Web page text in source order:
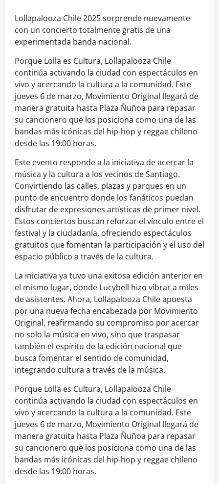
Lollapalooza Chile 2025 sorprende nuevamente
con un concierto totalmente gratis de una
experimentada banda nacional.
Porque Lolla es Cultura, Lollapalooza Chile
continúa activando la ciudad con espectáculos en
vivo y acercando la cultura a la comunidad. Este
jueves 6 de marzo, Movimiento Original llegará de
manera gratuita hasta Plaza Ñuñoa para repasar
su cancionero que los posiciona como una de las
bandas más icónicas del hip-hop y reggae chileno
desde las 19:00 horas.
Este evento responde a la iniciativa de acercar la
música y la cultura a los vecinos de Santiago.
Convirtiendo las calles, plazas y parques en un
punto de encuentro donde los fanáticos puedan
disfrutar de expresiones artísticas de primer nivel.
Estos conciertos buscan reforzar el vínculo entre el
festival y la ciudadanía, ofreciendo espectáculos
gratuitos que fomentan la participación y el uso del
espacio público a través de la cultura.
La iniciativa ya tuvo una exitosa edición anterior en
el mismo lugar, donde Lucybell hizo vibrar a miles
de asistentes. Ahora, Lollapalooza Chile apuesta
por una nueva fecha encabezada por Movimiento
Original, reafirmando su compromiso por acercar
no solo la música en vivo, sino que traspasar
también el espíritu de la edición nacional que
busca fomentar el sentido de comunidad,
integrando cultura a través de la música.
Porque Lolla es Cultura, Lollapalooza Chile
continúa activando la ciudad con espectáculos en
vivo y acercando la cultura a la comunidad. Este
jueves 6 de marzo, Movimiento Original llegará de
manera gratuita hasta Plaza Ñuñoa para repasar
su cancionero que los posiciona como una de las
bandas más icónicas del hip-hop y reggae chileno
desde las 19:00 horas.